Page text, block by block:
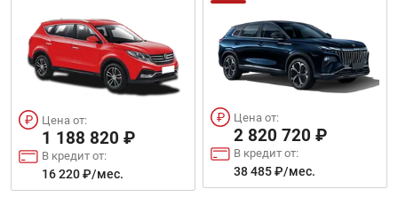
M6
Цена от:
H3
Цена от:
1 188 820 ₽
В кредит от:
16 220 ₽/мес.
Цена от:
2 820 720 ₽
В кредит от:
38 485 ₽/мес.